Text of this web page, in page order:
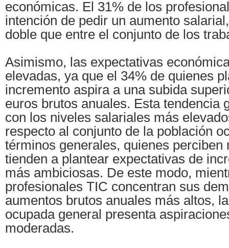
económicas. El 31% de los
intención de pedir un aumento
doble que entre el conjunto de los
Asimismo, las expectativas
elevadas, ya que el 34% de quienes
incremento aspira a una subida
euros brutos anuales. Esta tendencia
con los niveles salariales más
respecto al conjunto de la población
términos generales, quienes perciben
tienden a plantear expectativas de
más ambiciosas. De este modo,
profesionales TIC concentran sus
aumentos brutos anuales más altos,
ocupada general presenta
moderadas.